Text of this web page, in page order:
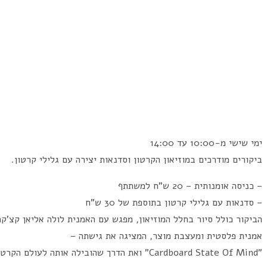
ימי שישי מ-10:00 עד 14:00
ביקורים מודרכים במוזיאון הקרטון וסדנאות יצירה עם גלילי קרטון.
– כניסה אומנותית – 20 ש"ח למשתתף
– סדנאות עם גלילי קרטון בתוספת של 30 ש"ח
הביקור כולל סיור בחלל המוזיאון, מפגש עם האמנית לולה אליאן
אמנית פלסטית ומעצבת מוצר, המציגה את גישתה –
"Cardboard State Of Mind" ואת הדרך שהובילה אותה לעולם הקרטון.